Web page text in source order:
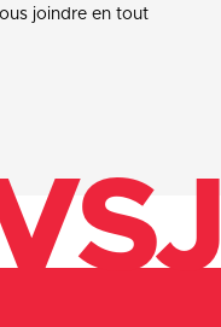
joindre en tout